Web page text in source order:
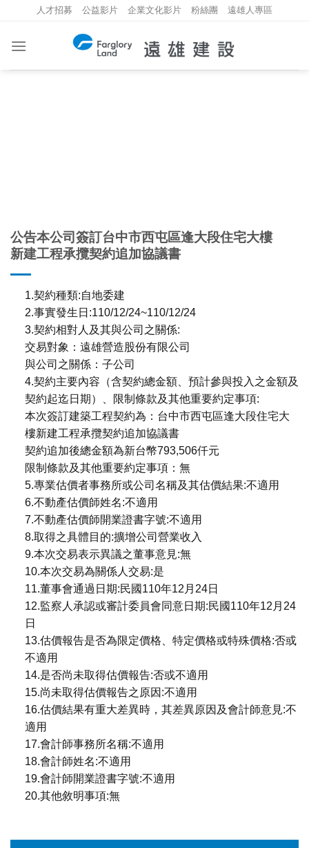
content
人才招募 公益影片 企業文化影片 粉絲團 遠雄人專區
公告本公司簽訂台中市西屯區逢大段住宅大樓
新建工程承攬契約追加協議書
1.契約種類:自地委建
2.事實發生日:110/12/24~110/12/24
3.契約相對人及其與公司之關係:
交易對象：遠雄營造股份有限公司
與公司之關係：子公司
4.契約主要內容（含契約總金額、預計參與投入之金額及
契約起迄日期）、限制條款及其他重要約定事項:
本次簽訂建築工程契約為：台中市西屯區逢大段住宅大
樓新建工程承攬契約追加協議書
契約追加後總金額為新台幣793,506仟元
限制條款及其他重要約定事項：無
5.專業估價者事務所或公司名稱及其估價結果:不適用
6.不動產估價師姓名:不適用
7.不動產估價師開業證書字號:不適用
8.取得之具體目的:擴增公司營業收入
9.本次交易表示異議之董事意見:無
10.本次交易為關係人交易:是
11.董事會通過日期:民國110年12月24日
12.監察人承認或審計委員會同意日期:民國110年12月24
日
13.估價報告是否為限定價格、特定價格或特殊價格:否或
不適用
14.是否尚未取得估價報告:否或不適用
15.尚未取得估價報告之原因:不適用
16.估價結果有重大差異時，其差異原因及會計師意見:不
適用
17.會計師事務所名稱:不適用
18.會計師姓名:不適用
19.會計師開業證書字號:不適用
20.其他敘明事項:無